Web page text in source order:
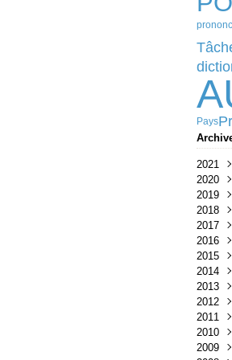
Pays
2021
Avril
Mars
2020
Juin
Mars
2019
2018
Juin
Mars
2017
Juin
2016
Août
Avril
2015
Juin
Mai
2014
2013
Avril
2012
Avril
2011
Juin
Mars
2010
Mars
2009